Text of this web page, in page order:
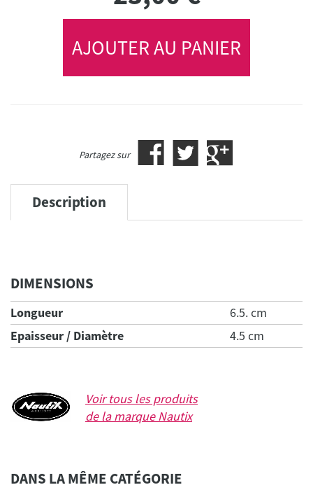
AJOUTER AU PANIER
Partagez sur
Description
DIMENSIONS
Longueur
6.5. cm
Epaisseur / Diamètre
4.5 cm
Voir tous les produits
de la marqueNautix
DANS LA MÊME CATÉGORIE